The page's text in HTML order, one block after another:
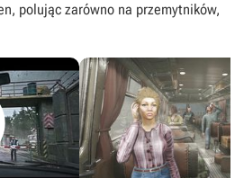
polując zarówno na przemytników,